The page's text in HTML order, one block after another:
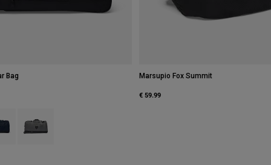
Bag Marsupio Fox Summit
€ 59.99